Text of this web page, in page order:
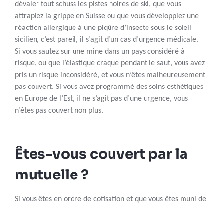
dévaler tout schuss les pistes noires de ski, que vous
attrapiez la grippe en Suisse ou que vous développiez une
réaction allergique à une piqûre d’insecte sous le soleil
sicilien, c’est pareil, il s’agit d’un cas d’urgence médicale.
Si vous sautez sur une mine dans un pays considéré à
risque, ou que l’élastique craque pendant le saut, vous avez
pris un risque inconsidéré, et vous n’êtes malheureusement
pas couvert. Si vous avez programmé des soins esthétiques
en Europe de l’Est, il ne s’agit pas d’une urgence, vous
n’êtes pas couvert non plus.
Êtes-vous couvert par la
mutuelle ?
Si vous êtes en ordre de cotisation et que vous êtes muni de